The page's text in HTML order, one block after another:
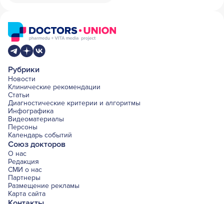
Рубрики
Новости
Клинические рекомендации
Статьи
Диагностические критерии и алгоритмы
Инфографика
Видеоматериалы
Персоны
Календарь событий
Союз докторов
О нас
Редакция
СМИ о нас
Партнеры
Размещение рекламы
Карта сайта